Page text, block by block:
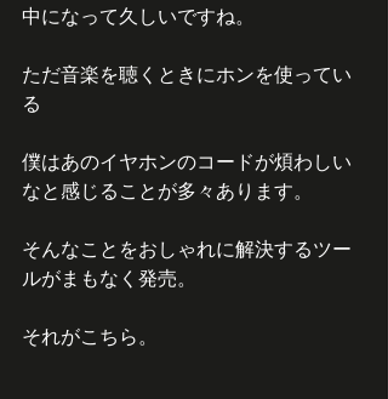
中になって久しいですね。
ただ音楽を聴くときにホンを使ってい
る
僕はあのイヤホンのコードが煩わしい
なと感じることが多々あります。
そんなことをおしゃれに解決するツー
ルがまもなく発売。
それがこちら。